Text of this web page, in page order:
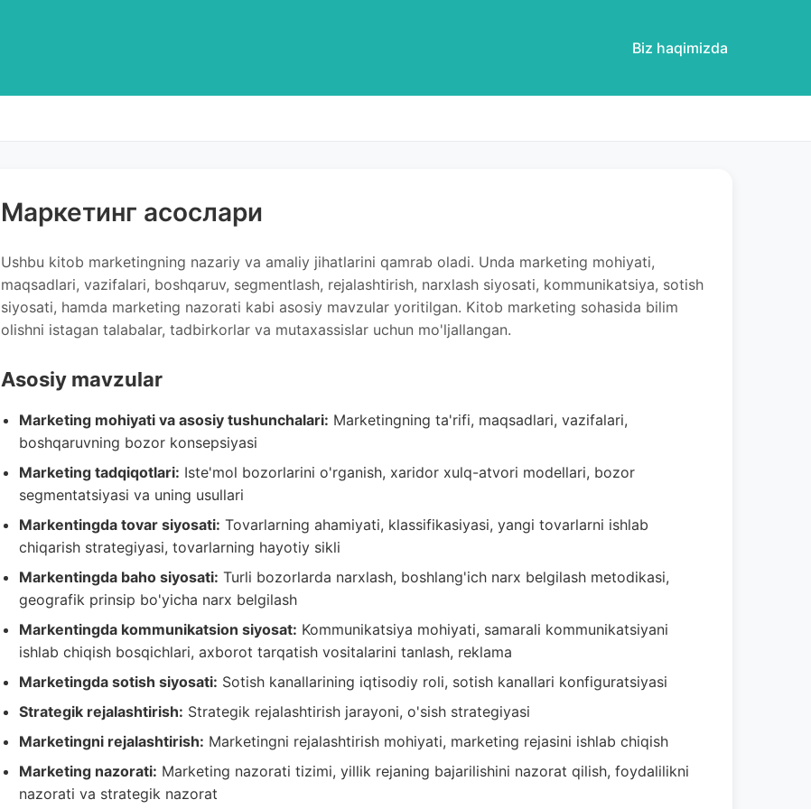
Biz haqimizda
Маркетинг асослари
Ushbu kitob marketingning nazariy va amaliy jihatlarini qamrab oladi. Unda marketing mohiyati,
maqsadlari, vazifalari, boshqaruv, segmentlash, rejalashtirish, narxlash siyosati, kommunikatsiya, sotish
siyosati, hamda marketing nazorati kabi asosiy mavzular yoritilgan. Kitob marketing sohasida bilim
olishni istagan talabalar, tadbirkorlar va mutaxassislar uchun mo'ljallangan.
Asosiy mavzular
Marketing mohiyati va asosiy tushunchalari: Marketingning ta'rifi, maqsadlari, vazifalari,
boshqaruvning bozor konsepsiyasi
Marketing tadqiqotlari: Iste'mol bozorlarini o'rganish, xaridor xulq-atvori modellari, bozor
segmentatsiyasi va uning usullari
Markentingda tovar siyosati: Tovarlarning ahamiyati, klassifikasiyasi, yangi tovarlarni ishlab
chiqarish strategiyasi, tovarlarning hayotiy sikli
Markentingda baho siyosati: Turli bozorlarda narxlash, boshlang'ich narx belgilash metodikasi,
geografik prinsip bo'yicha narx belgilash
Markentingda kommunikatsion siyosat: Kommunikatsiya mohiyati, samarali kommunikatsiyani
ishlab chiqish bosqichlari, axborot tarqatish vositalarini tanlash, reklama
Marketingda sotish siyosati: Sotish kanallarining iqtisodiy roli, sotish kanallari konfiguratsiyasi
Strategik rejalashtirish: Strategik rejalashtirish jarayoni, o'sish strategiyasi
Marketingni rejalashtirish: Marketingni rejalashtirish mohiyati, marketing rejasini ishlab chiqish
Marketing nazorati: Marketing nazorati tizimi, yillik rejaning bajarilishini nazorat qilish, foydalilikni
nazorati va strategik nazorat